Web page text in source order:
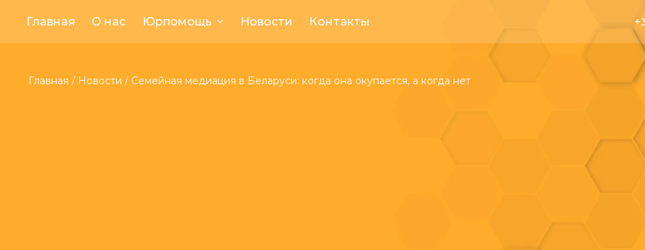
Главная О нас Юрпомощь Новости Контакты
Главная / Новости / Семейная медиация в Беларуси: когда она окупается, а когда нет